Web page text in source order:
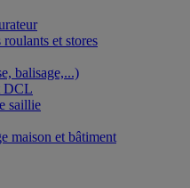
et stores
balisage,...)
DCL
saillie
maison et bâtiment